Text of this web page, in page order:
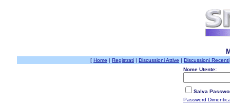
[ Home | Registrati | Discussioni Attive | Discussioni Recenti
Nome Utente:
Salva
Password